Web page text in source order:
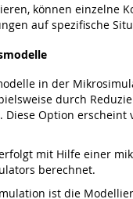
können einzelne
auf spezifische
in der
durch
Option
mit Hilfe einer
berechnet.
ist die